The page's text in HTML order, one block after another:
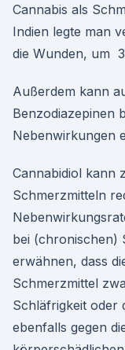
Cannabis als
Indien legte man
die Wunden, um
Außerdem kann
Benzodiazepinen
Nebenwirkungen
Cannabidiol kann
Schmerzmitteln
bei (chronischen)
erwähnen, dass
Schmerzmittel
Schläfrigkeit oder
ebenfalls gegen